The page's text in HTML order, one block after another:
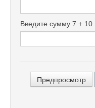
Введите сумму 7 + 10